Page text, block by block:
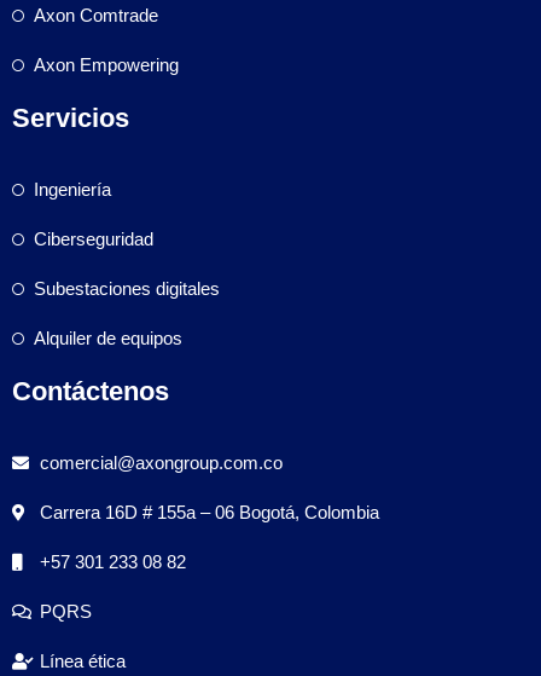
Axon Comtrade
Axon Empowering
Servicios
Ingeniería
Ciberseguridad
Subestaciones digitales
Alquiler de equipos
Contáctenos
comercial@axongroup.com.co
Carrera 16D # 155a – 06 Bogotá, Colombia
+57 301 233 08 82
PQRS
Línea ética